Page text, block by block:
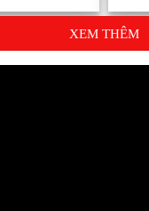
XEM THÊM